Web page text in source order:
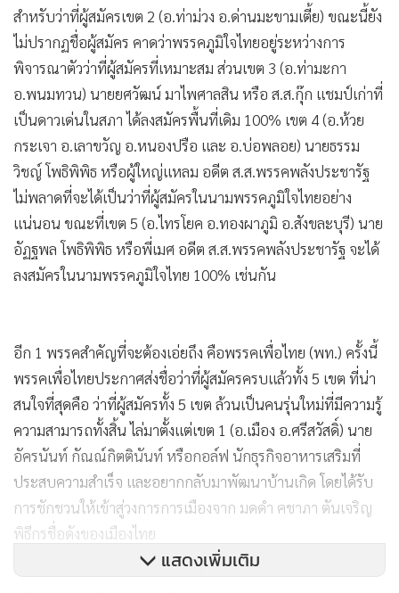
สำหรับว่าที่ผู้สมัครเขต 2 (อ.ท่าม่วง อ.ด่านมะขามเตี้ย) ขณะนี้ยัง
ไม่ปรากฏชื่อผู้สมัคร คาดว่าพรรคภูมิใจไทยอยู่ระหว่างการ
พิจารณาตัวว่าที่ผู้สมัครที่เหมาะสม ส่วนเขต 3 (อ.ท่ามะกา
อ.พนมทวน) นายยศวัฒน์ มาไพศาลสิน หรือ ส.ส.กุ๊ก แชมป์เก่าที่
เป็นดาวเด่นในสภา ได้ลงสมัครพื้นที่เดิม 100% เขต 4 (อ.ห้วย
กระเจา อ.เลาขวัญ อ.หนองปรือ และ อ.บ่อพลอย) นายธรรม
วิชญ์ โพธิพิพิธ หรือผู้ใหญ่แหลม อดีต ส.ส.พรรคพลังประชารัฐ
ไม่พลาดที่จะได้เป็นว่าที่ผู้สมัครในนามพรรคภูมิใจไทยอย่าง
แน่นอน ขณะที่เขต 5 (อ.ไทรโยค อ.ทองผาภูมิ อ.สังขละบุรี) นาย
อัฏฐพล โพธิพิพิธ หรือพี่เมศ อดีต ส.ส.พรรคพลังประชารัฐ จะได้
ลงสมัครในนามพรรคภูมิใจไทย 100% เช่นกัน
อีก 1 พรรคสำคัญที่จะต้องเอ่ยถึง คือพรรคเพื่อไทย (พท.) ครั้งนี้
พรรคเพื่อไทยประกาศส่งชื่อว่าที่ผู้สมัครครบแล้วทั้ง 5 เขต ที่น่า
สนใจที่สุดคือ ว่าที่ผู้สมัครทั้ง 5 เขต ล้วนเป็นคนรุ่นใหม่ที่มีความรู้
ความสามารถทั้งสิ้น ไล่มาตั้งแต่เขต 1 (อ.เมือง อ.ศรีสวัสดิ์) นาย
อัครนันท์ กัณณ์กิตตินันท์ หรือกอล์ฟ นักธุรกิจอาหารเสริมที่
ประสบความสำเร็จ และอยากกลับมาพัฒนาบ้านเกิด โดยได้รับ
การชักชวนให้เข้าสู่วงการการเมืองจาก มดดำ คชาภา ตันเจริญ
พิธีกรชื่อดังของเมืองไทย
แสดงเพิ่มเติม